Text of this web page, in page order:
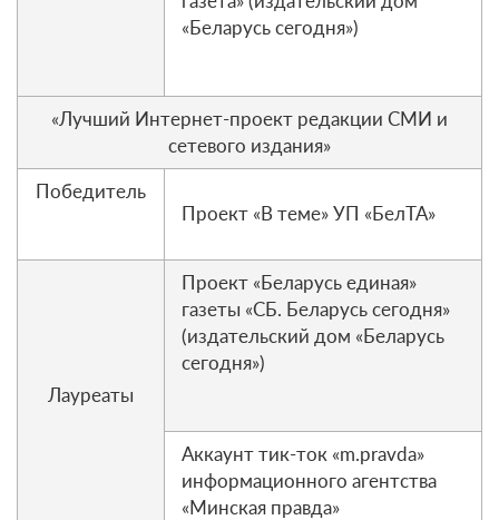
«Беларусь сегодня»)
«Лучший Интернет-проект редакции СМИ и
сетевого издания»
Победитель
Проект «В теме» УП «БелТА»
Лауреаты
Проект «Беларусь единая»
газеты «СБ. Беларусь сегодня»
(издательский дом «Беларусь
сегодня»)
Аккаунт тик-ток «m.pravda»
информационного агентства
«Минская правда»